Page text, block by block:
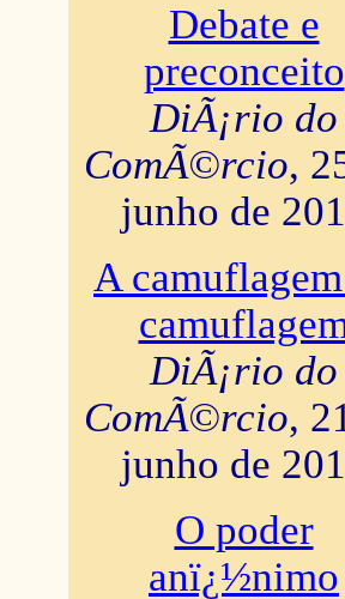
Debate e
preconceito
DiÃ¡rio do
ComÃ©rcio,
junho de
A
DiÃ¡rio do
ComÃ©rcio,
junho de
O poder
anï¿½nimo